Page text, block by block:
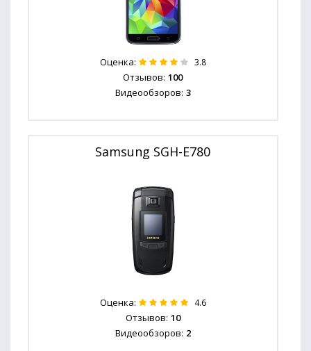
Оценка: 3.8
Отзывов: 100
Видеообзоров: 3
Samsung SGH-E780
Оценка: 4.6
Отзывов: 10
Видеообзоров: 2